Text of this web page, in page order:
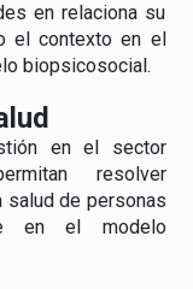
en relaciona su
el contexto en el
biopsicosocial.
en el sector
resolver
salud de personas
en el modelo